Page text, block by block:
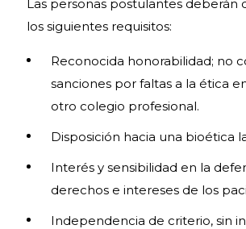
Las personas postulantes deberán
los siguientes requisitos:
Reconocida honorabilidad; no
sanciones por faltas a la ética
otro colegio profesional.
Disposición hacia una bioética
Interés y sensibilidad en la
derechos e intereses de los
Independencia de criterio, sin